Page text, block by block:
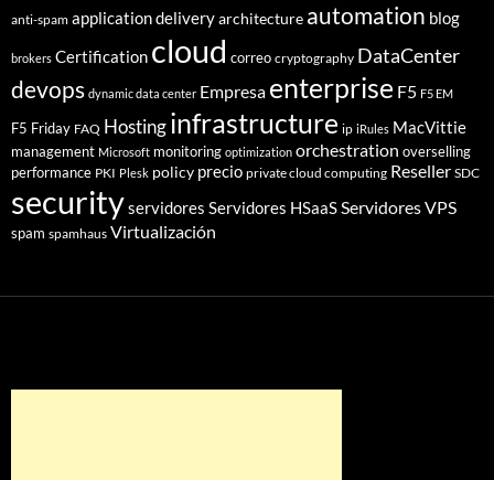
anti-spam application deliveryarchitecture automation blog
brokers Certification cloud correo cryptography DataCenter
devops dynamic data center Empresa enterprise F5 F5 EM
F5 Friday FAQ Hostinginfrastructure ip iRules MacVittie
management Microsoft monitoring optimization orchestration overselling
performance PKI Plesk policy precio private cloud computing Reseller SDC
securityservidores Servidores HSaaSServidores VPS
spam spamhaus Virtualización